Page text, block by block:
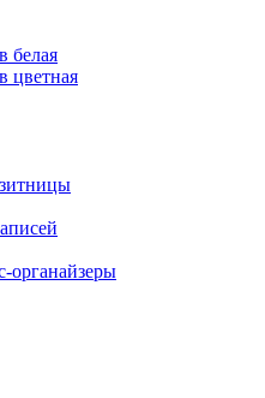
белая
цветная
органайзеры